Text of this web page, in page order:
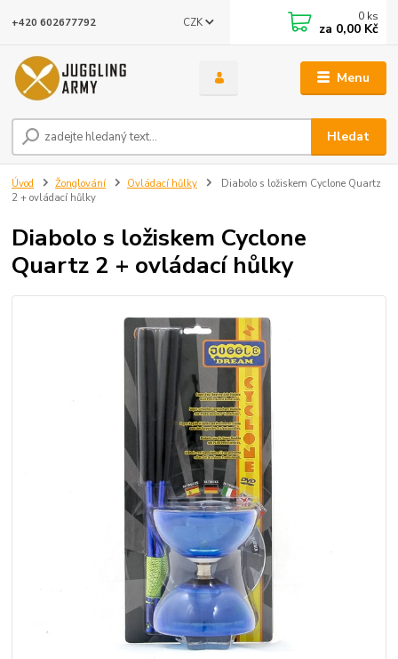
Menu
CZK
Hledat
+420 602677792 0 ks
za 0,00 Kč
Úvod Žonglování Ovládací hůlky
Diabolo s ložiskem Cyclone Quartz
2 + ovládací hůlky
Diabolo s ložiskem Cyclone
Quartz 2 + ovládací hůlky